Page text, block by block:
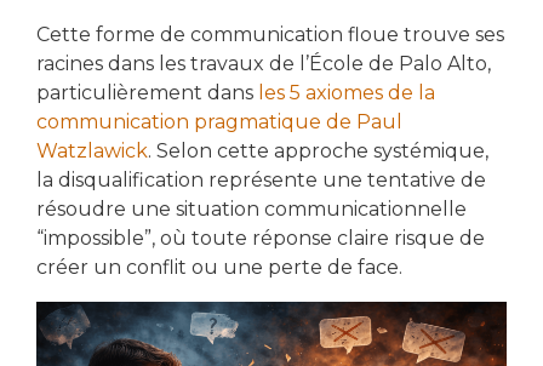
Cette forme de communication floue trouve ses
racines dans les travaux de l’École de Palo Alto,
particulièrement dans les 5 axiomes de la
communication pragmatique de Paul
Watzlawick. Selon cette approche systémique,
la disqualification représente une tentative de
résoudre une situation communicationnelle
“impossible”, où toute réponse claire risque de
créer un conflit ou une perte de face.